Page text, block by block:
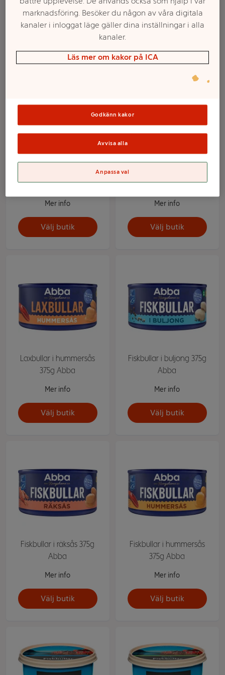
hemma.
375g Pacific
Mer info
Välj butik
Abba
Mer info
Välj butik
Laxbullar i hummersås
375g Abba
Mer info
Välj butik
Fiskbullar i buljong 375g
Abba
Mer info
Välj butik
Fiskbullar i räksås 375g
Abba
Mer info
Välj butik
Fiskbullar i hummersås
375g Abba
Mer info
Välj butik
marknadsföring. Besöker du någon av våra digitala
kanaler i inloggat läge gäller dina inställningar i alla
kanaler.
Läs mer om kakor på ICA
Godkänn kakor
Avvisa alla
Anpassa val